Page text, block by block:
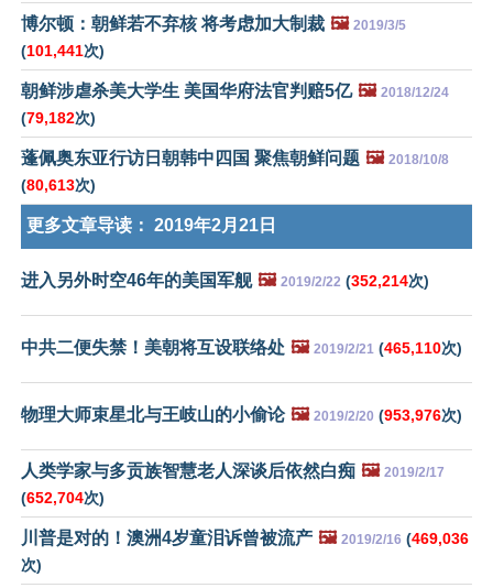
博尔顿：朝鲜若不弃核 将考虑加大制裁 🖼️ 2019/3/5
(101,441次)
朝鲜涉虐杀美大学生 美国华府法官判赔5亿 🖼️ 2018/12/24
(79,182次)
蓬佩奥东亚行访日朝韩中四国 聚焦朝鲜问题 🖼️ 2018/10/8
(80,613次)
更多文章导读： 2019年2月21日
进入另外时空46年的美国军舰 🖼️ 2019/2/22 (352,214次)
中共二便失禁！美朝将互设联络处 🖼️ 2019/2/21 (465,110次)
物理大师束星北与王岐山的小偷论 🖼️ 2019/2/20 (953,976次)
人类学家与多贡族智慧老人深谈后依然白痴 🖼️ 2019/2/17
(652,704次)
川普是对的！澳洲4岁童泪诉曾被流产 🖼️ 2019/2/16 (469,036
次)